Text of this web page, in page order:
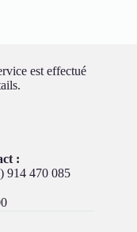
est effectué
:
914 470 085